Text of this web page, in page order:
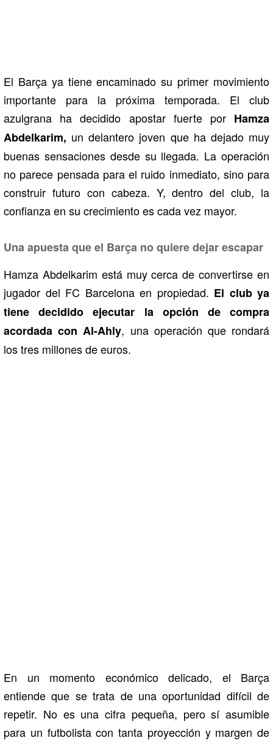
El Barça ya tiene encaminado su primer movimiento
importante para la próxima temporada. El club
azulgrana ha decidido apostar fuerte por Hamza
Abdelkarim, un delantero joven que ha dejado muy
buenas sensaciones desde su llegada. La operación
no parece pensada para el ruido inmediato, sino para
construir futuro con cabeza. Y, dentro del club, la
confianza en su crecimiento es cada vez mayor.
Una apuesta que el Barça no quiere dejar escapar
Hamza Abdelkarim está muy cerca de convertirse en
jugador del FC Barcelona en propiedad. El club ya
tiene decidido ejecutar la opción de compra
acordada con Al-Ahly, una operación que rondará
los tres millones de euros.
En un momento económico delicado, el Barça
entiende que se trata de una oportunidad difícil de
repetir. No es una cifra pequeña, pero sí asumible
para un futbolista con tanta proyección y margen de